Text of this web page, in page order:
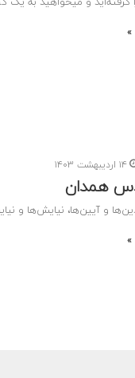
»
۱۴ اردیبهشت ۱۴۰۳
همدان
و آیین‌ها، نیایش‌ها و
»